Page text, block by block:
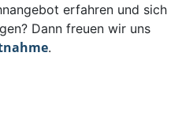
erfahren und sich
Dann freuen wir uns
.